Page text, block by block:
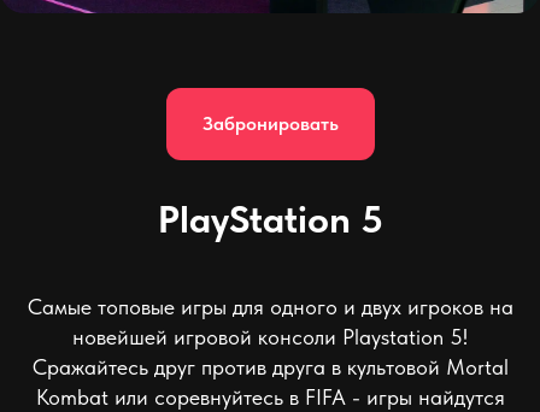
Забронировать
PlayStation 5
Самые топовые игры для одного и двух игроков на
новейшей игровой консоли Playstation 5!
Сражайтесь друг против друга в культовой Mortal
Kombat или соревнуйтесь в FIFA - игры найдутся